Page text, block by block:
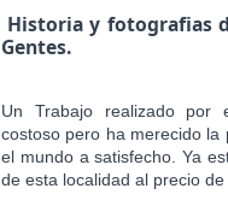
Historia y fotografias
Gentes.
Un Trabajo realizado por
costoso pero ha merecido
el mundo a satisfecho. Ya
de esta localidad al precio